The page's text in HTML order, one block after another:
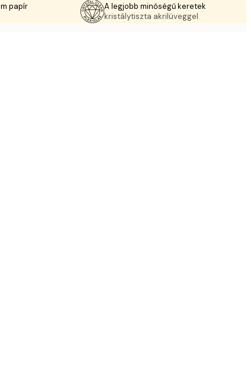
papír
A legjobb minőségű keretek
kristálytiszta akrilüveggel